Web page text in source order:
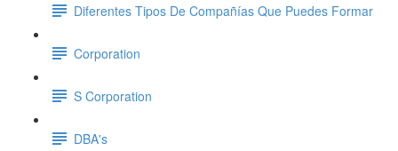
Diferentes Tipos De Compañías Que Puedes Formar
Corporation
S Corporation
DBA's